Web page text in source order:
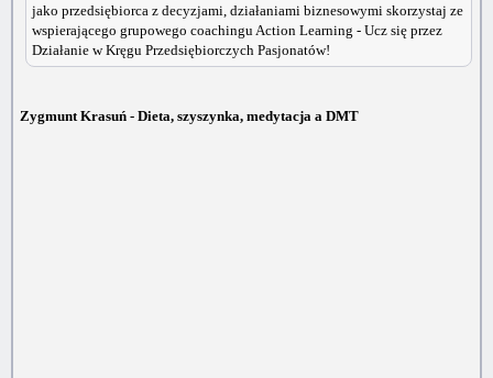
jako przedsiębiorca z decyzjami, działaniami biznesowymi skorzystaj ze
wspierającego grupowego coachingu Action Learning - Ucz się przez
Działanie w Kręgu Przedsiębiorczych Pasjonatów!
Zygmunt Krasuń - Dieta, szyszynka, medytacja a DMT